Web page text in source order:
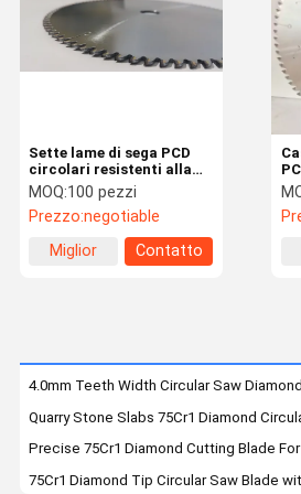
Visita Alla
Controllo
Chiedi Un
Preventivo
Lamelle di seghe circolari di
Leghe di seghe circolari industriali
fresa del diamante
Sette lame di sega PCD
circolari resistenti alla
corrosione per macchine
di dimensionamento dei
pannelli
MOQ:100 pezzi
Prezzo:negotiable
Miglior
Contatto
4.0mm Teeth Width Circular Saw
Quarry Stone Slabs 75Cr1 Diamond
Precise 75Cr1 Diamond Cutting Blade
75Cr1 Diamond Tip Circular Saw Blade